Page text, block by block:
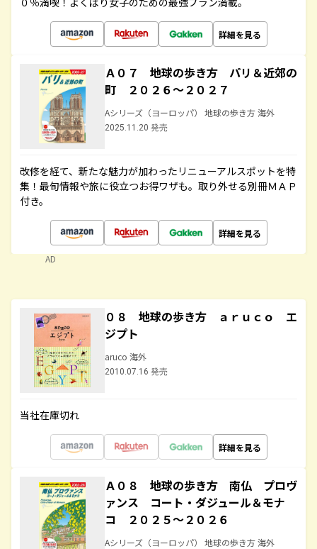
詳細を見る
Ａ０７ 地球の歩き方 パリ＆近郊の
町 ２０２６～２０２７
Aシリーズ（ヨーロッパ） 地球の歩き方 海外
2025.11.20 発売
改修を経て、新たな魅力が加わったリニューアルスポットを特
集！最旬情報や旅に役立つお得ワザも。取り外せる別冊ＭＡＰ
付き。
詳細を見る
AD
０８ 地球の歩き方 ａｒｕｃｏ エ
ジプト
aruco 海外
2010.07.16 発売
当社在庫切れ
詳細を見る
Ａ０８ 地球の歩き方 南仏 プロヴ
ァンス コート・ダジュール＆モナ
コ ２０２５～２０２６
Aシリーズ（ヨーロッパ） 地球の歩き方 海外